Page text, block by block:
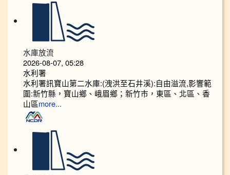
水庫放流
2026-08-07, 05:28
水利署
水利署訊寶山第二水庫:(洩洪至石井溪):自由溢流,影響範
圍:新竹縣，寶山鄉、峨眉鄉；新竹市，東區、北區、香
山區more...